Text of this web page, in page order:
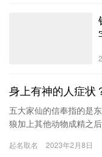
身上有神的人症状
五大家仙的信奉指的是
狼加上其他动物成精之
为…
起名取名 2023年2月8日